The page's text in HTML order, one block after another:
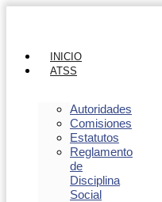
INICIO
ATSS
Autoridades
Comisiones
Estatutos
Reglamento
de
Disciplina
Social